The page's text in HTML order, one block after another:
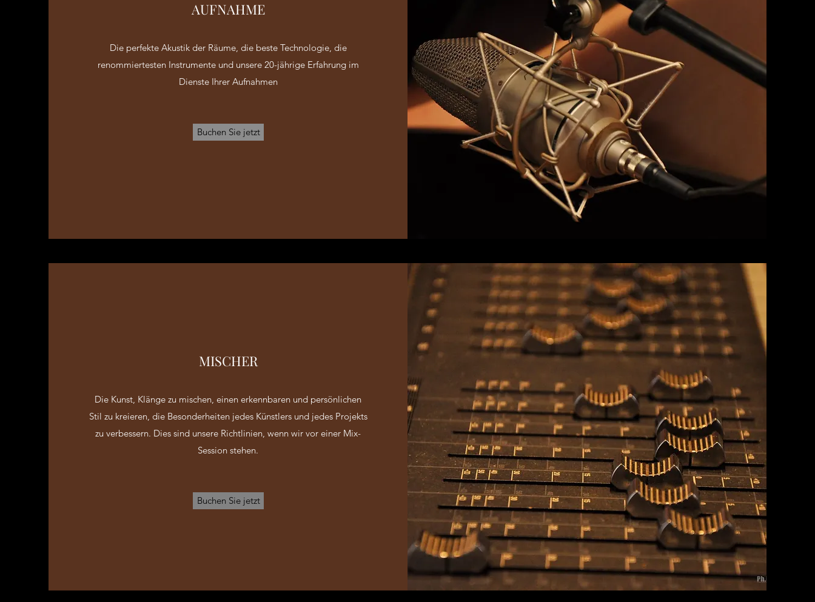
AUFNAHME
Die perfekte Akustik der Räume, die beste Technologie, die
renommiertesten Instrumente und unsere 20-jährige Erfahrung im
Dienste Ihrer Aufnahmen
Buchen Sie jetzt
MISCHER
Die Kunst, Klänge zu mischen, einen erkennbaren und persönlichen
Stil zu kreieren, die Besonderheiten jedes Künstlers und jedes Projekts
zu verbessern. Dies sind unsere Richtlinien, wenn wir vor einer Mix-
Session stehen.
Buchen Sie jetzt